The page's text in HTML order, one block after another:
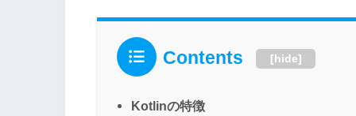
Contents [hide]
Kotlinの特徴